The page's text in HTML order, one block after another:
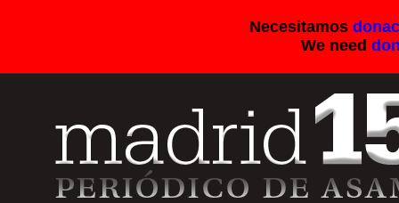
Necesitamos
We need